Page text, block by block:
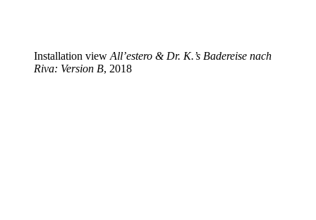
Installation view All’estero & Dr. K.’s Badereise nach
Riva: Version B, 2018